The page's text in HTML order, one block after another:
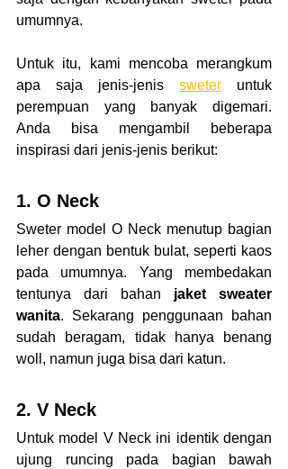
umumnya.
Untuk itu, kami mencoba merangkum
apa saja jenis-jenis sweter untuk
perempuan yang banyak digemari.
Anda bisa mengambil beberapa
inspirasi dari jenis-jenis berikut:
1. O Neck
Sweter model O Neck menutup bagian
leher dengan bentuk bulat, seperti kaos
pada umumnya. Yang membedakan
tentunya dari bahan jaket sweater
wanita. Sekarang penggunaan bahan
sudah beragam, tidak hanya benang
woll, namun juga bisa dari katun.
2. V Neck
Untuk model V Neck ini identik dengan
ujung runcing pada bagian bawah